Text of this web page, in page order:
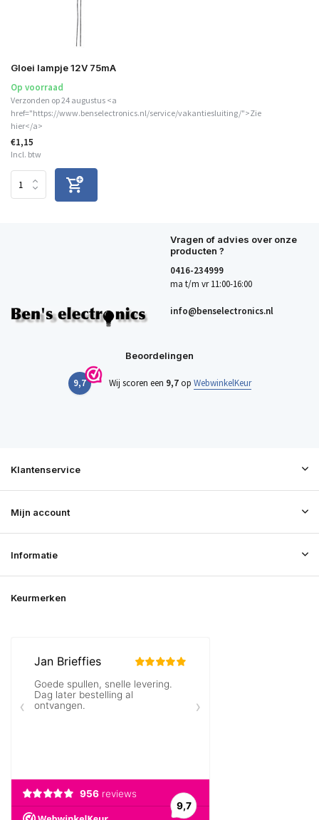
Gloei lampje 12V 75mA
Op voorraad
Verzonden op 24 augustus <a
href="https://www.benselectronics.nl/service/vakantiesluiting/">Zie
hier</a>
€1,15
Incl. btw
Vragen of advies over onze
producten ?
0416-234999
ma t/m vr 11:00-16:00
info@benselectronics.nl
Beoordelingen
9,7 Wij scoren een 9,7op WebwinkelKeur
Klantenservice
Mijn account
Informatie
Keurmerken